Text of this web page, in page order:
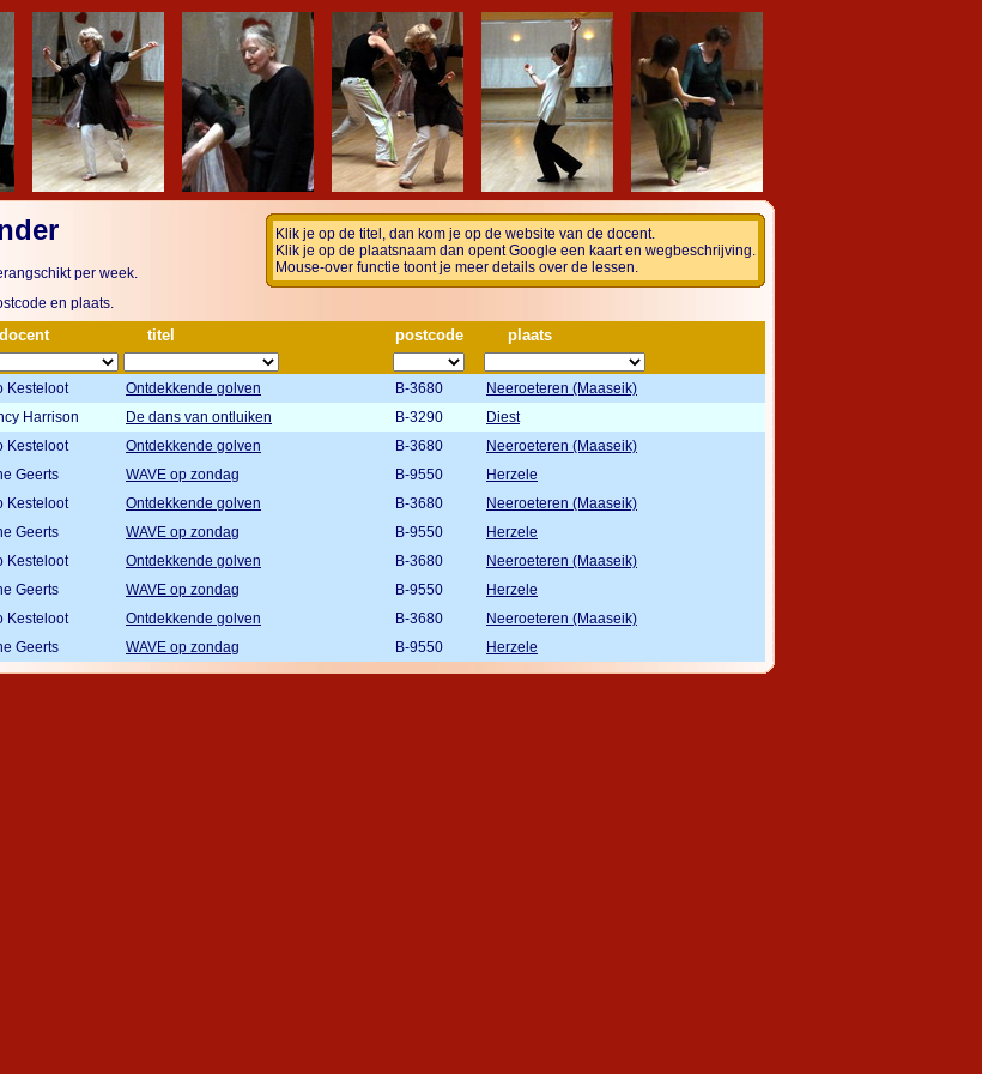
Klik je op de titel, dan kom je op de website van de docent.
Klik je op de plaatsnaam dan opent Google een kaart en wegbeschrijving.
Mouse-over functie toont je meer details over de lessen.
per week.
en plaats.
docent titel postcode plaats
Kesteloot Ontdekkende golven B-3680
Neeroeteren (Maaseik)
Harrison De dans van ontluiken B-3290
Diest
Kesteloot Ontdekkende golven B-3680
Neeroeteren (Maaseik)
Geerts WAVE op zondag B-9550
Herzele
Kesteloot Ontdekkende golven B-3680
Neeroeteren (Maaseik)
Geerts WAVE op zondag B-9550
Herzele
Kesteloot Ontdekkende golven B-3680
Neeroeteren (Maaseik)
Geerts WAVE op zondag B-9550
Herzele
Kesteloot Ontdekkende golven B-3680
Neeroeteren (Maaseik)
Geerts WAVE op zondag B-9550 Herzele